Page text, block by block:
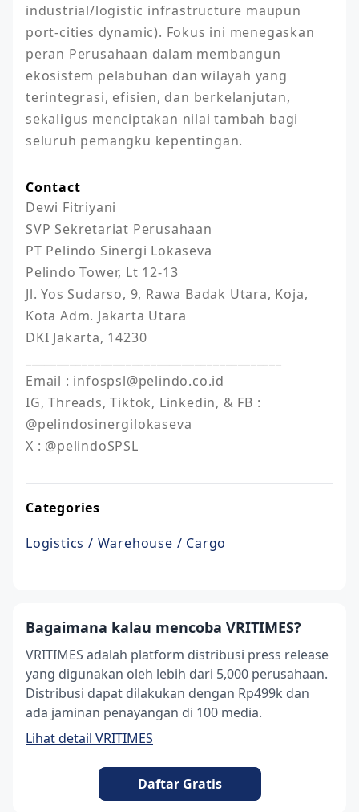
industrial/logistic infrastructure maupun
port-cities dynamic). Fokus ini menegaskan
peran Perusahaan dalam membangun
ekosistem pelabuhan dan wilayah yang
terintegrasi, efisien, dan berkelanjutan,
sekaligus menciptakan nilai tambah bagi
seluruh pemangku kepentingan.
Contact
Dewi Fitriyani
SVP Sekretariat Perusahaan
PT Pelindo Sinergi Lokaseva
Pelindo Tower, Lt 12-13
Jl. Yos Sudarso, 9, Rawa Badak Utara, Koja,
Kota Adm. Jakarta Utara
DKI Jakarta, 14230
Email : infospsl@pelindo.co.id
IG, Threads, Tiktok, Linkedin, & FB :
@pelindosinergilokaseva
Categories
Logistics / Warehouse / Cargo
Bagaimana kalau mencoba VRITIMES?
VRITIMES adalah platform distribusi press release
yang digunakan oleh lebih dari 5,000 perusahaan.
Distribusi dapat dilakukan dengan Rp499k dan
ada jaminan penayangan di 100 media.
Lihat detail VRITIMES
Daftar Gratis